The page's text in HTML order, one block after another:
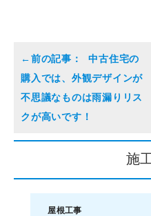
中古住宅の
購入では、外観デザインが
不思議なものは雨漏りリス
クが高いです！
施
屋根工事